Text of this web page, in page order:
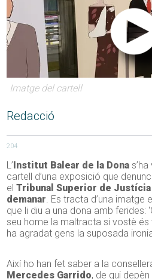
Imatge del cartell
Redacció
204
L’ Institut Balear de la Dona
cartell d’una exposició que
elTribunal Superior de
demanar. Es tracta d’una imatge
que li diu a una dona amb ferides:
seu home la maltracta si vostè és
ha agradat gens la suposada
Així ho han fet saber a la
Mercedes Garrido, de qui